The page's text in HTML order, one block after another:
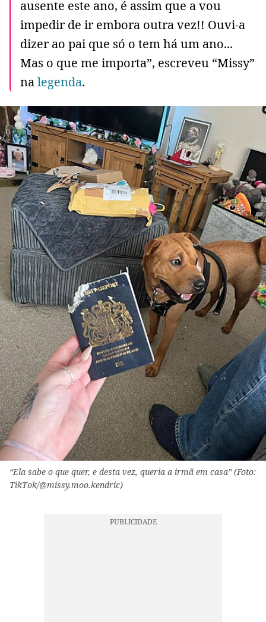
ausente este ano, é assim que a vou
impedir de ir embora outra vez!! Ouvi-a
dizer ao pai que só o tem há um ano...
Mas o que me importa”, escreveu “Missy”
nalegenda.
“Ela sabe o que quer, e desta vez, queria a irmã em casa” (Foto:
TikTok/@missy.moo.kendric)